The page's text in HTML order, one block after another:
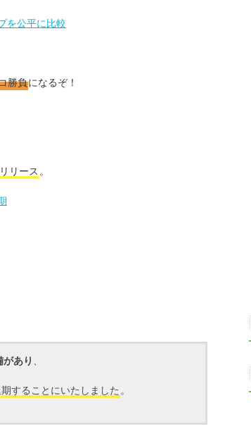
を公平に比較
勝負になるぞ！
リース 。
あり 、
することにいたしました 。